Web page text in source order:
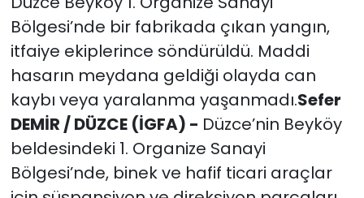
Bölgesi’nde bir fabrikada çıkan yangın,
itfaiye ekiplerince söndürüldü. Maddi
hasarın meydana geldiği olayda can
kaybı veya yaralanma yaşanmadı.Sefer
DEMİR / DÜZCE (İGFA) - Düzce’nin Beyköy
beldesindeki 1. Organize Sanayi
Bölgesi’nde, binek ve hafif ticari araçlar